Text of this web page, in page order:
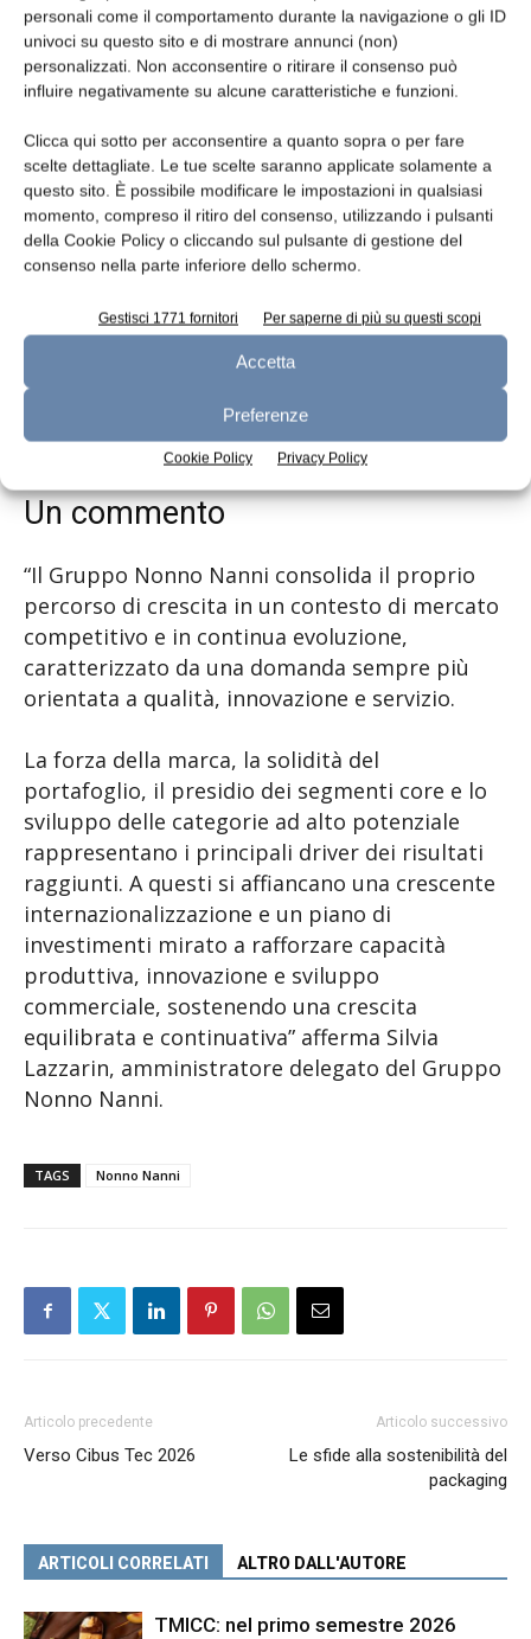
personali come il comportamento durante la navigazione o gli ID
univoci su questo sito e di mostrare annunci (non)
personalizzati. Non acconsentire o ritirare il consenso può
influire negativamente su alcune caratteristiche e funzioni.
Clicca qui sotto per acconsentire a quanto sopra o per fare
scelte dettagliate. Le tue scelte saranno applicate solamente a
questo sito. È possibile modificare le impostazioni in qualsiasi
momento, compreso il ritiro del consenso, utilizzando i pulsanti
della Cookie Policy o cliccando sul pulsante di gestione del
consenso nella parte inferiore dello schermo.
Gestisci 1771 fornitori Per saperne di più su questi scopi
Accetta
Preferenze
Cookie Policy Privacy Policy
dinamiche del comparto. In tale comparto il
gruppo propone sia formaggi freschi senza
lattosio, sia paste ripiene Nonna Rina con
formaggi senza lattosio Nonno Nanni.
Per le esigenze del canale horeca, il gruppo ha
sviluppato un’offerta dedicata. La proposta
comprende formati specifici dei formaggi
freschi Nonno Nanni e delle paste ripiene
Particolare attenzione è rivolta anche al
segmento delle paste filate, strategico per il
canale professionale, grazie alla gamma
Tonon, brand specializzato in pizza cheese per
il mercato on-trade.
Un commento
“Il Gruppo Nonno Nanni consolida il proprio
percorso di crescita in un contesto di mercato
competitivo e in continua evoluzione,
caratterizzato da una domanda sempre più
orientata a qualità, innovazione e servizio.
La forza della marca, la solidità del
portafoglio, il presidio dei segmenti core e lo
sviluppo delle categorie ad alto potenziale
rappresentano i principali driver dei risultati
raggiunti. A questi si affiancano una crescente
internazionalizzazione e un piano di
investimenti mirato a rafforzare capacità
produttiva, innovazione e sviluppo
commerciale, sostenendo una crescita
equilibrata e continuativa” afferma Silvia
Lazzarin, amministratore delegato del Gruppo
Nonno Nanni.
TAGS Nonno Nanni
Articolo precedente
Verso Cibus Tec 2026
Articolo successivo
Le sfide alla sostenibilità del
packaging
ARTICOLI CORRELATI ALTRO DALL'AUTORE
TMICC: nel primo semestre 2026